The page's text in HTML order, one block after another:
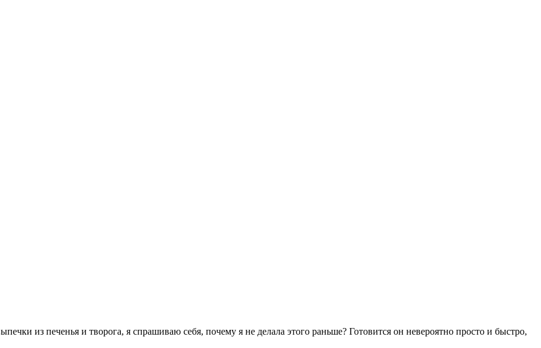
из печенья и творога, я спрашиваю себя, почему я не делала этого раньше? Готовится он невероятно просто и быстро,